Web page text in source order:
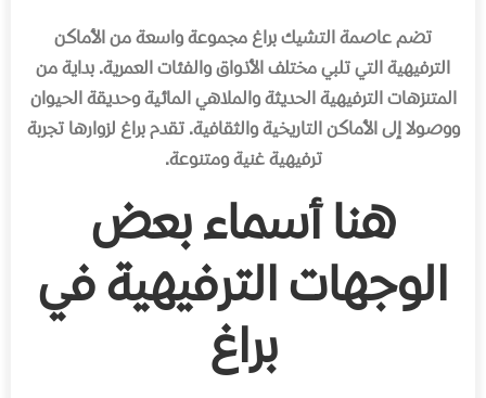
تضم عاصمة التشيك براغ مجموعة واسعة من الأماكن
الترفيهية التي تلبي مختلف الأذواق والفئات العمرية. بداية من
المتنزهات الترفيهية الحديثة والملاهي المائية وحديقة الحيوان
ووصولا إلى الأماكن التاريخية والثقافية. تقدم براغ لزوارها تجربة
ترفيهية غنية ومتنوعة.
هنا أسماء بعض
الوجهات الترفيهية في
براغ